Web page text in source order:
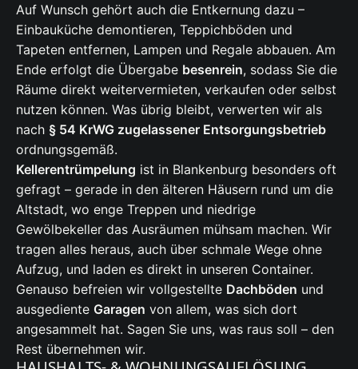
Auf Wunsch gehört auch die Entkernung dazu –
Einbauküche demontieren, Teppichböden und
Tapeten entfernen, Lampen und Regale abbauen. Am
Ende erfolgt die Übergabe besenrein, sodass Sie die
Räume direkt weitervermieten, verkaufen oder selbst
nutzen können. Was übrig bleibt, verwerten wir als
nach § 54 KrWG zugelassener Entsorgungsbetrieb
ordnungsgemäß.
Kellerentrümpelung ist in Blankenburg besonders oft
gefragt – gerade in den älteren Häusern rund um die
Altstadt, wo enge Treppen und niedrige
Gewölbekeller das Ausräumen mühsam machen. Wir
tragen alles heraus, auch über schmale Wege ohne
Aufzug, und laden es direkt in unseren Container.
Genauso befreien wir vollgestellte Dachböden und
ausgediente Garagen von allem, was sich dort
angesammelt hat. Sagen Sie uns, was raus soll – den
Rest übernehmen wir.